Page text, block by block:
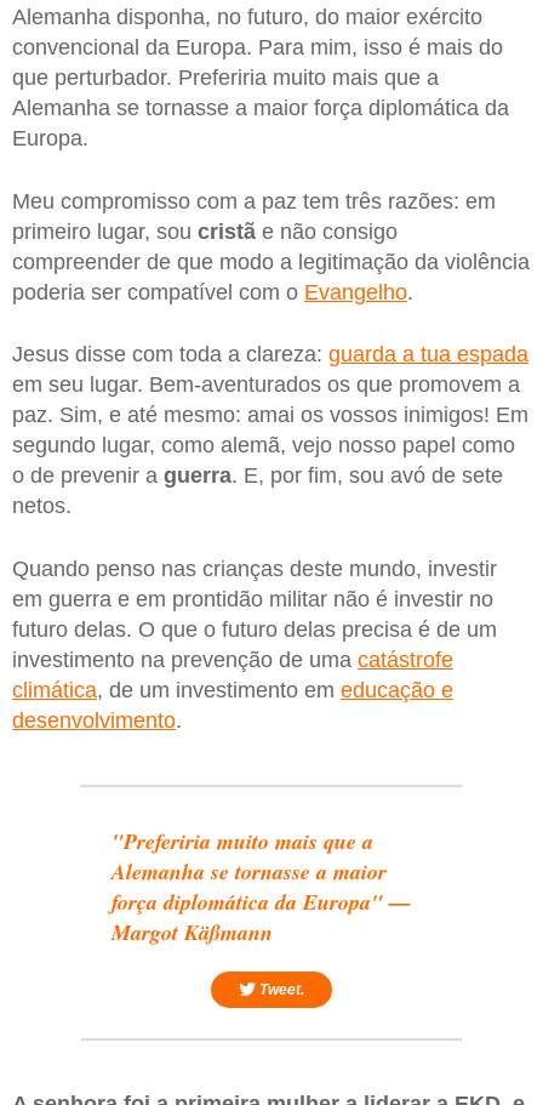
Alemanha disponha, no futuro, do maior exército
convencional da Europa. Para mim, isso é mais do
que perturbador. Preferiria muito mais que a
Alemanha se tornasse a maior força diplomática da
Europa.
Meu compromisso com a paz tem três razões: em
primeiro lugar, sou cristã e não consigo
compreender de que modo a legitimação da violência
poderia ser compatível com o Evangelho.
Jesus disse com toda a clareza: guarda a tua espada
em seu lugar. Bem-aventurados os que promovem a
paz. Sim, e até mesmo: amai os vossos inimigos! Em
segundo lugar, como alemã, vejo nosso papel como
o de prevenir a guerra. E, por fim, sou avó de sete
netos.
Quando penso nas crianças deste mundo, investir
em guerra e em prontidão militar não é investir no
futuro delas. O que o futuro delas precisa é de um
investimento na prevenção de uma catástrofe
climática, de um investimento em educação e
desenvolvimento.
"Preferiria muito mais que a
Alemanha se tornasse a maior
força diplomática da Europa" —
Margot Käßmann
Tweet.